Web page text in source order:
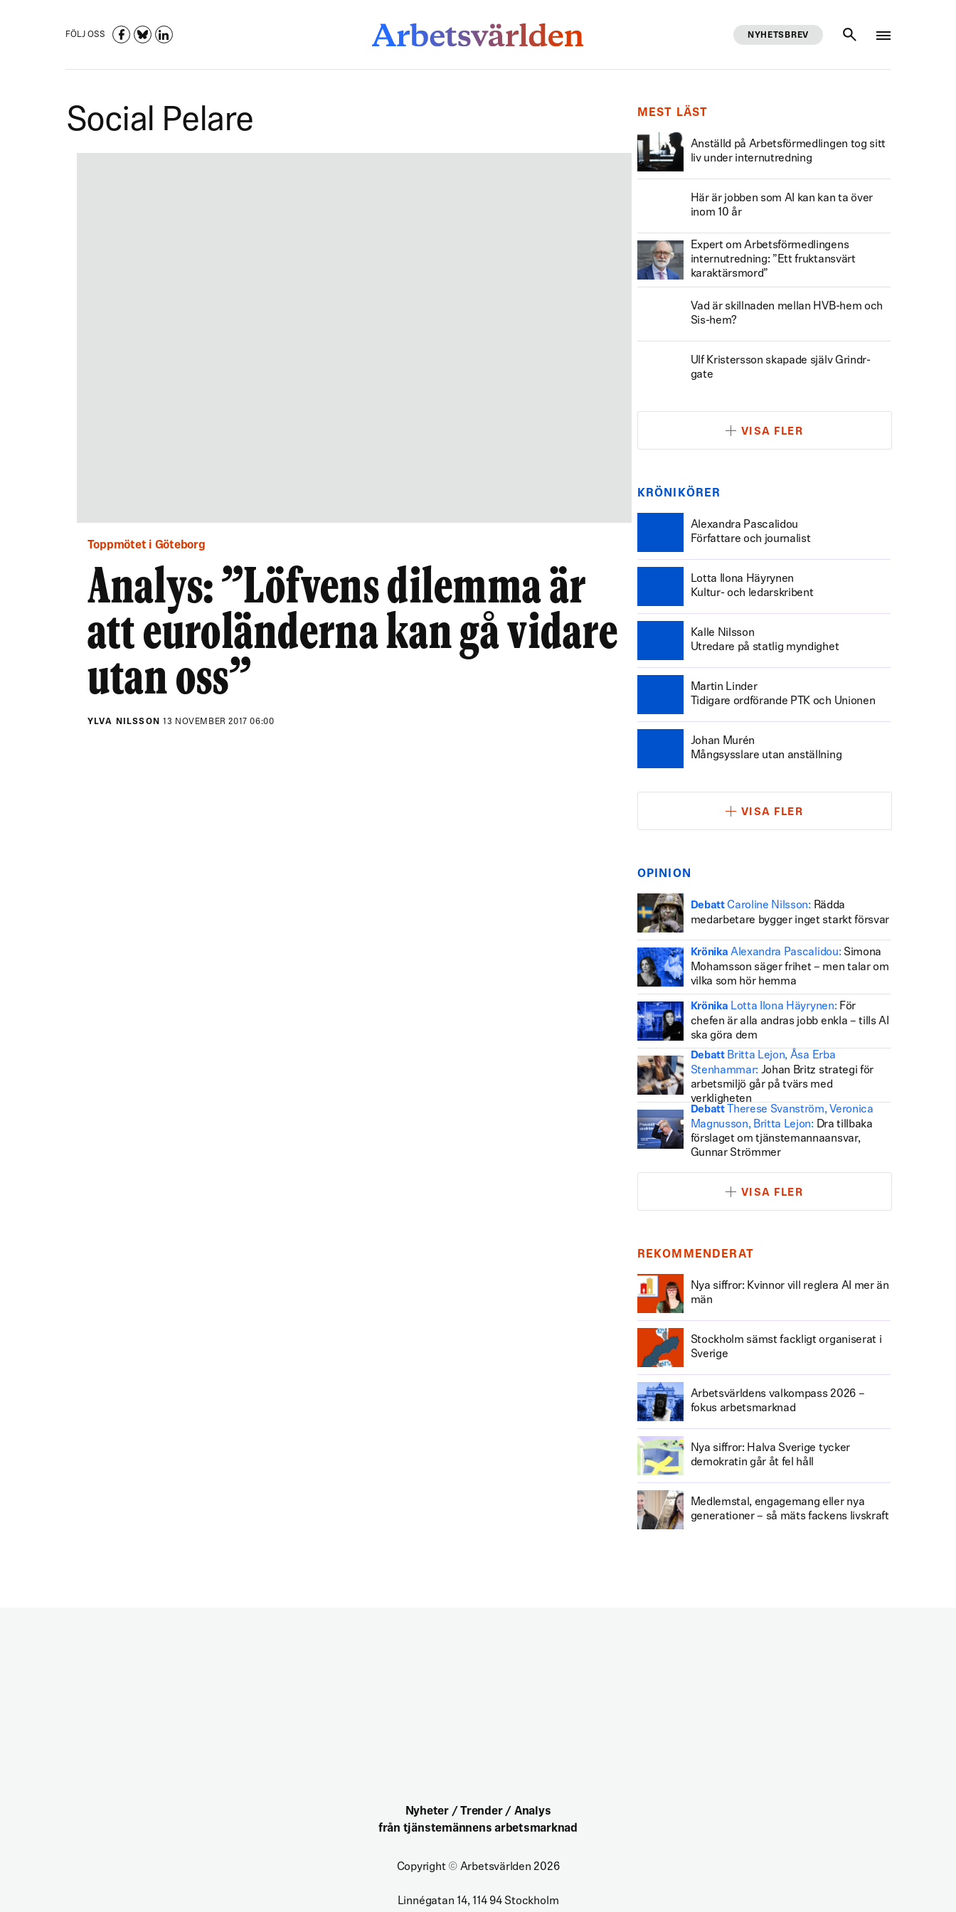
FÖLJ OSS NYHETSBREV
Social Pelare
Toppmötet i Göteborg
Analys: ”Löfvens dilemma är
att euroländerna kan gå vidare
utan oss”
YLVA NILSSON13 NOVEMBER 2017 06:00
MEST LÄST
Anställd på Arbetsförmedlingen tog sitt
liv under internutredning
Här är jobben som AI kan kan ta över
inom 10 år
Expert om Arbetsförmedlingens
internutredning: ”Ett fruktansvärt
karaktärsmord”
Vad är skillnaden mellan HVB-hem och
Sis-hem?
Ulf Kristersson skapade själv Grindr-
gate
VISA FLER
KRÖNIKÖRER
Alexandra Pascalidou
Författare och journalist
Lotta Ilona Häyrynen
Kultur- och ledarskribent
Kalle Nilsson
Utredare på statlig myndighet
Martin Linder
Tidigare ordförande PTK och Unionen
Johan Murén
Mångsysslare utan anställning
VISA FLER
OPINION
Debatt Caroline Nilsson: Rädda
medarbetare bygger inget starkt försvar
Krönika Alexandra Pascalidou: Simona
Mohamsson säger frihet – men talar om
vilka som hör hemma
Krönika Lotta Ilona Häyrynen: För
chefen är alla andras jobb enkla – tills AI
ska göra dem
Debatt Britta Lejon, Åsa Erba
Stenhammar: Johan Britz strategi för
arbetsmiljö går på tvärs med
verkligheten
Debatt
Therese Svanström, Veronica
Magnusson, Britta Lejon: Dra tillbaka
förslaget om tjänstemannaansvar,
Gunnar Strömmer
VISA FLER
REKOMMENDERAT
Nya siffror: Kvinnor vill reglera AI mer än
män
Stockholm sämst fackligt organiserat i
Sverige
Arbetsvärldens valkompass 2026 –
fokus arbetsmarknad
Nya siffror: Halva Sverige tycker
demokratin går åt fel håll
Medlemstal, engagemang eller nya
generationer – så mäts fackens livskraft
Nyheter / Trender / Analys
från tjänstemännens arbetsmarknad
Copyright ©Arbetsvärlden 2026
Linnégatan 14, 114 94 Stockholm